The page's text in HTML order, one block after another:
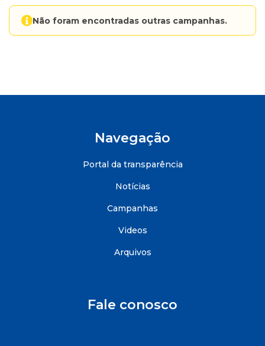
Não foram encontradas outras campanhas.
Navegação
Portal da transparência
Notícias
Campanhas
Videos
Arquivos
Fale conosco